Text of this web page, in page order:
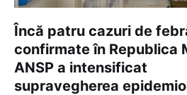
Încă patru cazuri de
confirmate în Republica
ANSP a intensificat
supravegherea